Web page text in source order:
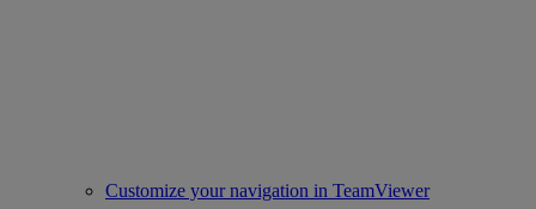
Customize your navigation in TeamViewer